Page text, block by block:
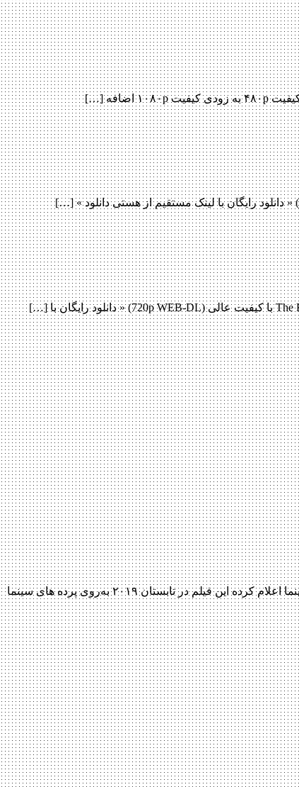
تاریخ اکران قسمت سوم مجموعه ترسناک آنابل اعلام شد تاریخ اکران سومین قسمت مجموعه «آنابل» (Annabelle) اعلام شد. کمپانی نیولاین سینما اعلام کرده این فیلم در تابستان ۲۰۱۹ به‌روی پرده های سینما